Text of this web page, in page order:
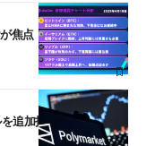
焦点【仮想通貨チャー
追加投資──総額16.4億